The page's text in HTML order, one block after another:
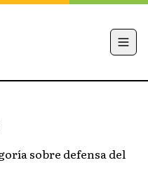
sobre defensa del